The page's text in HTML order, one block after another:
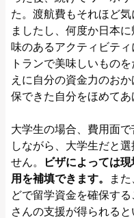
た。渡航費もそれほど
ましたし、何度か日本
味のあるアクティビテ
トランで美味しいもの
えに自分の資金力のお
保できた自分をほめてあ
大学生の場合、費用面
しながら、大学生だと
せん。
ビザによっては
用を補填できます。
ま
どで留学資金を確保す
さんの支援が得られる